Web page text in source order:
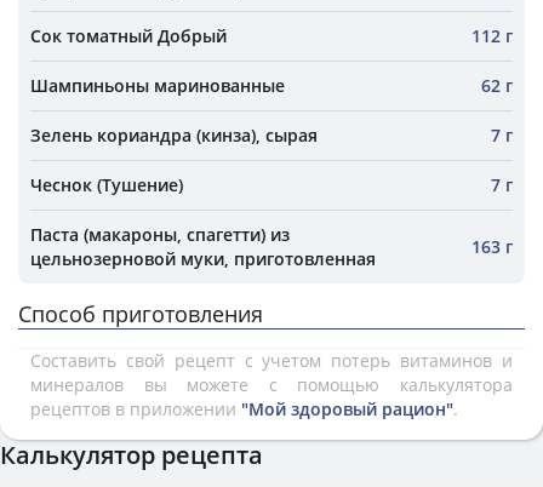
Сок томатный Добрый 112 г
Шампиньоны маринованные 62 г
Зелень кориандра (кинза), сырая 7 г
Чеснок (Тушение) 7 г
Паста (макароны, спагетти) из
цельнозерновой муки, приготовленная
163 г
Способ приготовления
Составить свой рецепт с учетом потерь витаминов и
минералов вы можете с помощью калькулятора
рецептов в приложении "Мой здоровый рацион".
Калькулятор рецепта